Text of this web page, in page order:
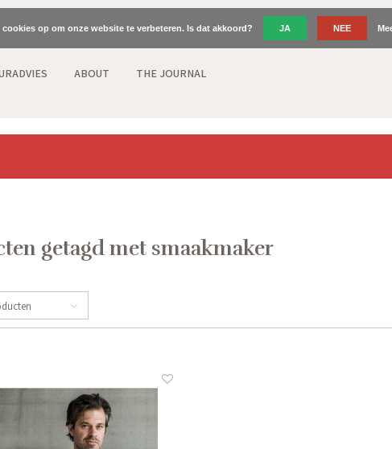
ABOUT THE JOURNAL
getagd met smaakmaker
cookies op om onze website te verbeteren. Is dat akkoord? JA NEE